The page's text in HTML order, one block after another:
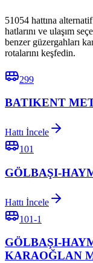
51054 hattına
hatlarını ve ulaşım
benzer güzergahları
rotalarını keşfedin.
299
BATIKENT
Hattı İncele
101
GÖLBAŞI-
Hattı İncele
101-1
GÖLBAŞI-
KARAOĞLAN